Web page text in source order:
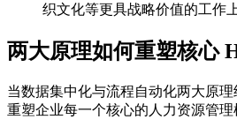
织文化等更具战略价值的工作上
两大原理如何重塑核心
当数据集中化与流程自动化两大原
重塑企业每一个核心的人力资源管理